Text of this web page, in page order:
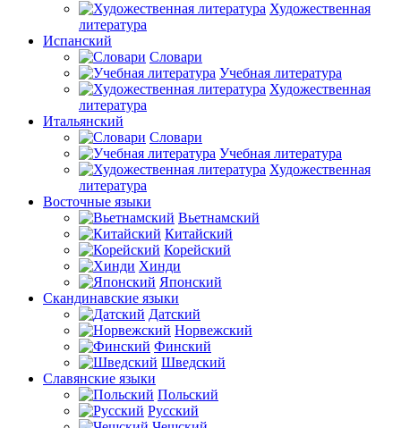
Художественная
литература
Испанский
Словари
Учебная литература
Художественная
литература
Итальянский
Словари
Учебная литература
Художественная
литература
Восточные языки
Вьетнамский
Китайский
Корейский
Хинди
Японский
Скандинавские языки
Датский
Норвежский
Финский
Шведский
Славянские языки
Польский
Русский